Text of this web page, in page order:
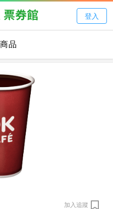
登入
品
加入追蹤